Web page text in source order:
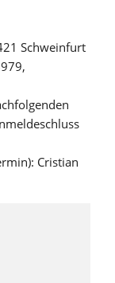
Schweinfurt
Cristian